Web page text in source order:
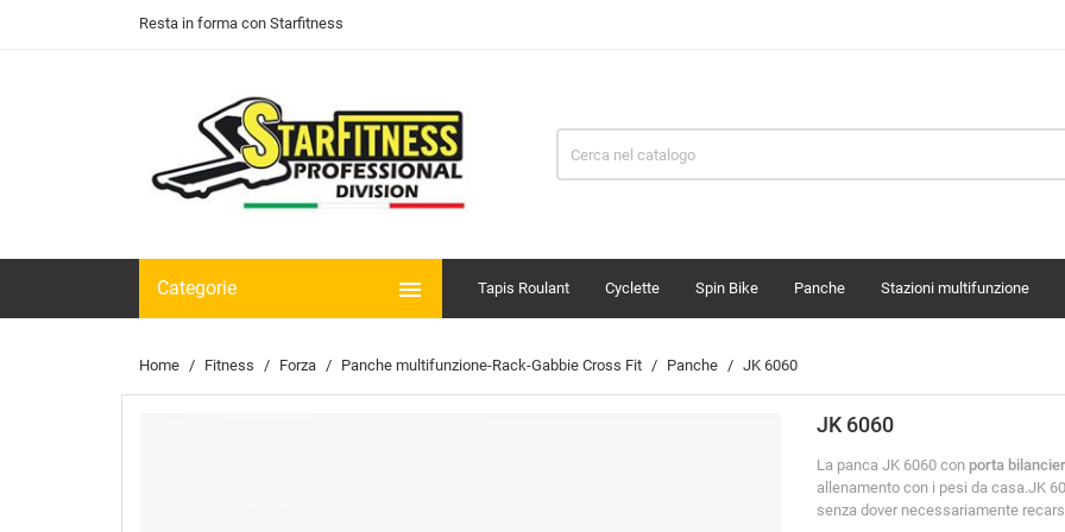
Resta in forma con Starfitness
Categorie  Tapis Roulant Cyclette Spin Bike Panche Stazioni multifunzione
Home Fitness Forza Panche multifunzione-Rack-Gabbie Cross Fit Panche JK 6060
JK 6060
La panca JK 6060 con porta
allenamento con i pesi da casa.JK
senza dover necessariamente